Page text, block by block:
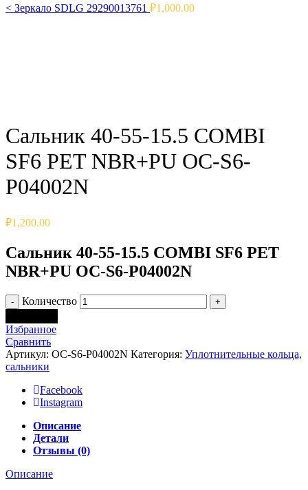
< Зеркало SDLG 29290013761 ₽1,000.00
Сальник 40-55-15.5 COMBI
SF6 PET NBR+PU OC-S6-
P04002N
₽1,200.00
Сальник 40-55-15.5 COMBI SF6 PET
NBR+PU OC-S6-P04002N
Количество
Избранное
Сравнить
Артикул: OC-S6-P04002N Категория: Уплотнительные кольца,
сальники
Facebook
Instagram
Описание
Детали
Отзывы (0)
Описание